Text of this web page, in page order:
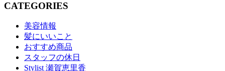
CATEGORIES
美容情報
髪にいいこと
おすすめ商品
スタッフの休日
Stylist 瀬賀恵里香